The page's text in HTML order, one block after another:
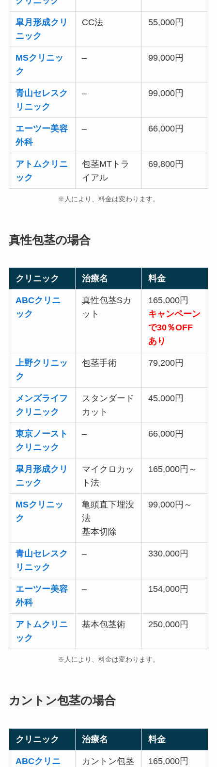
皐月形成クリ
ニック
CC法 55,000円
MSクリニッ
ク
– 99,000円
青山セレスク
リニック
– 99,000円
エーツー美容
外科
– 66,000円
アトムクリニ
ック
包茎MTトラ
イアル
69,800円
※人により、料金は変わります。
真性包茎の場合
クリニック 治療名 料金
ABCクリニ
ック
真性包茎Sカ
ット
165,000円
キャンペーン
で30％OFF
あり
上野クリニッ
ク
包茎手術 79,200円
メンズライフ
クリニック
スタンダード
カット
45,000円
東京ノースト
クリニック
– 66,000円
皐月形成クリ
ニック
マイクロカッ
ト法
165,000円～
MSクリニッ
ク
亀頭直下埋没
法
基本切除
99,000円～
青山セレスク
リニック
– 330,000円
エーツー美容
外科
– 154,000円
アトムクリニ
ック
基本包茎術 250,000円
※人により、料金は変わります。
カントン包茎の場合
クリニック 治療名 料金
ABCクリニ カントン包茎 165,000円